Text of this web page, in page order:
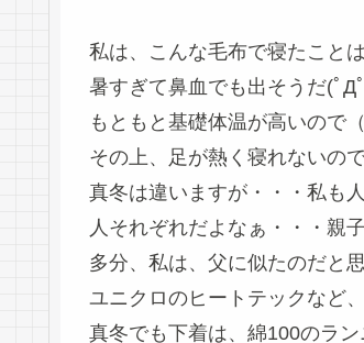
私は、こんな毛布で寝たことは
暑すぎて鼻血でも出そうだ(ﾟД
もともと基礎体温が高いので
その上、足が熱く寝れないの
真冬は違いますが・・・私も
人それぞれだよなぁ・・・親子
多分、私は、父に似たのだと
ユニクロのヒートテックなど
真冬でも下着は、綿100のラ